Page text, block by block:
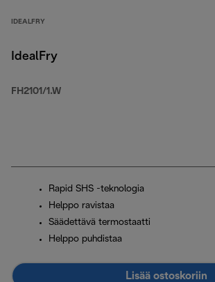
IDEALFRY
IdealFry
FH2101/1.W
Rapid SHS -teknologia
Helppo ravistaa
Säädettävä termostaatti
Helppo puhdistaa
Lisää ostoskoriin